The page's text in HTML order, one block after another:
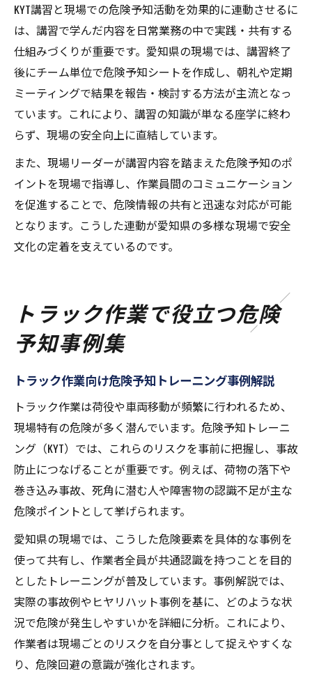
KYT講習と現場での危険予知活動を効果的に連動させるに
は、講習で学んだ内容を日常業務の中で実践・共有する
仕組みづくりが重要です。愛知県の現場では、講習終了
後にチーム単位で危険予知シートを作成し、朝礼や定期
ミーティングで結果を報告・検討する方法が主流となっ
ています。これにより、講習の知識が単なる座学に終わ
らず、現場の安全向上に直結しています。
また、現場リーダーが講習内容を踏まえた危険予知のポ
イントを現場で指導し、作業員間のコミュニケーション
を促進することで、危険情報の共有と迅速な対応が可能
となります。こうした連動が愛知県の多様な現場で安全
文化の定着を支えているのです。
トラック作業で役立つ危険
予知事例集
トラック作業向け危険予知トレーニング事例解説
トラック作業は荷役や車両移動が頻繁に行われるため、
現場特有の危険が多く潜んでいます。危険予知トレーニ
ング（KYT）では、これらのリスクを事前に把握し、事故
防止につなげることが重要です。例えば、荷物の落下や
巻き込み事故、死角に潜む人や障害物の認識不足が主な
危険ポイントとして挙げられます。
愛知県の現場では、こうした危険要素を具体的な事例を
使って共有し、作業者全員が共通認識を持つことを目的
としたトレーニングが普及しています。事例解説では、
実際の事故例やヒヤリハット事例を基に、どのような状
況で危険が発生しやすいかを詳細に分析。これにより、
作業者は現場ごとのリスクを自分事として捉えやすくな
り、危険回避の意識が強化されます。